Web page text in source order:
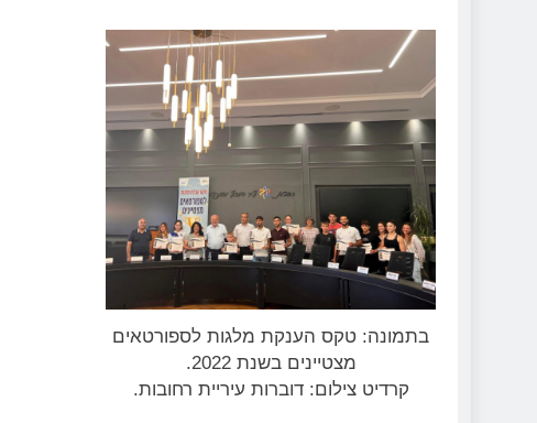
בתמונה: טקס הענקת מלגות לספורטאים
מצטיינים בשנת 2022.
קרדיט צילום: דוברות עיריית רחובות.